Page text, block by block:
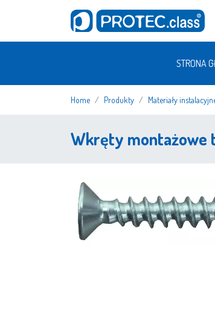
STRONA
Home Produkty Materiały
Wkręty montażowe